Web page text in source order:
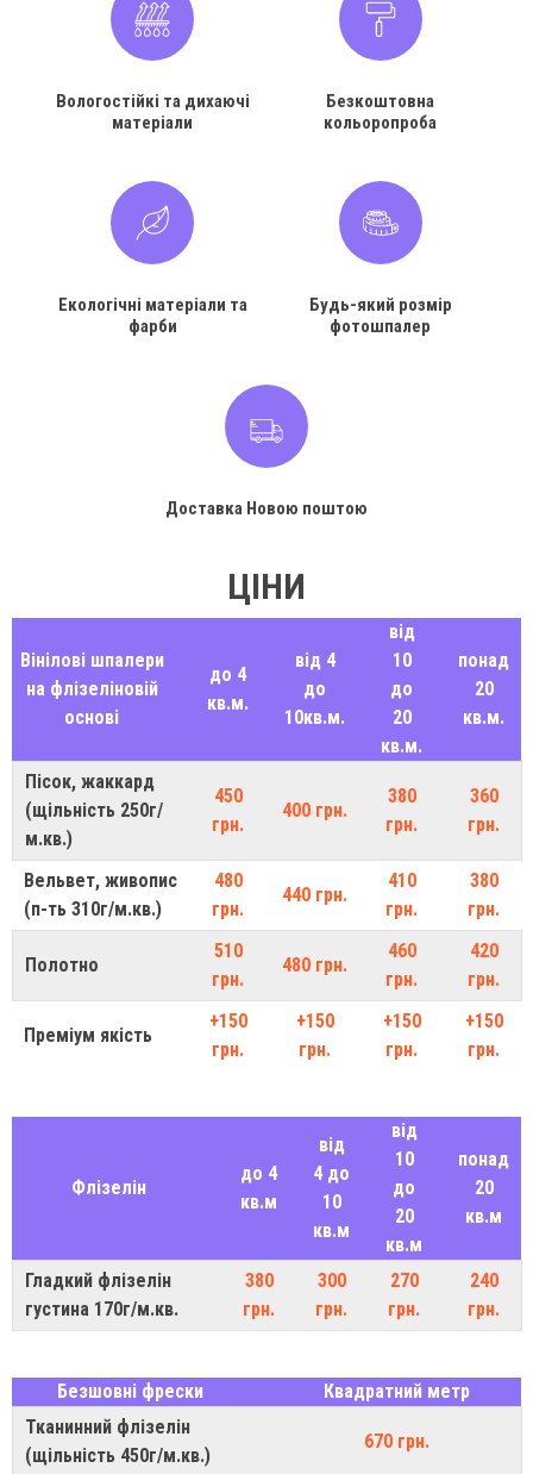
Вологостійкі та дихаючі
матеріали
Безкоштовна
кольоропроба
Екологічні матеріали та
фарби
Будь-який розмір
фотошпалер
Доставка Новою поштою
ЦІНИ
Вінілові шпалери
на флізеліновій
основі
до 4
кв.м.
від 4
до
10кв.м.
від
10
до
20
кв.м.
понад
20
кв.м.
Пісок, жаккард
(щільність 250г/
м.кв.)
450
грн.
400 грн.
380
грн.
360
грн.
Вельвет, живопис
(п-ть 310г/м.кв.)
480
грн.
440 грн.
410
грн.
380
грн.
Полотно
510
грн.
480 грн.
460
грн.
420
грн.
Преміум якість
+150
грн.
+150
грн.
+150
грн.
+150
грн.
Флізелін
до 4
кв.м
від
4 до
10
кв.м
від
10
до
20
кв.м
понад
20
кв.м
Гладкий флізелін
густина 170г/м.кв.
380
грн.
300
грн.
270
грн.
240
грн.
Безшовні фрески
Квадратний метр
Тканинний флізелін
(щільність 450г/м.кв.)
670 грн.